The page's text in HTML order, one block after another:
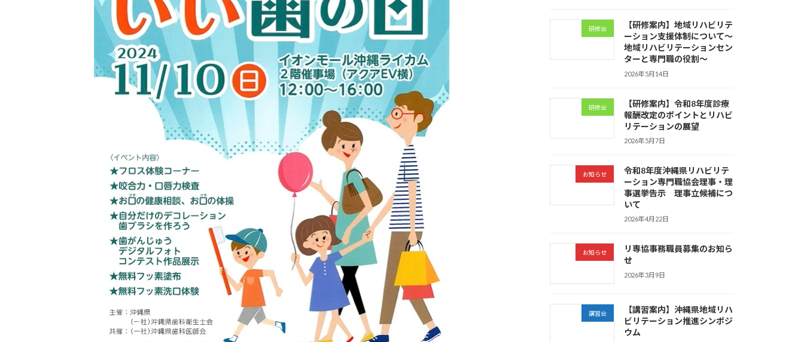
研修会
【研修案内】地域リハビリテ
ーション支援体制について〜
地域リハビリテーションセン
ターと専門職の役割〜
2026年5月14日
研修会
【研修案内】令和8年度診療
報酬改定のポイントとリハビ
リテーションの展望
2026年5月7日
お知らせ
令和8年度沖縄県リハビリテ
ーション専門職協会理事・理
事選挙告示 理事立候補につ
いて
2026年4月22日
お知らせ
リ専協事務職員募集のお知ら
せ
2026年3月9日
講習会
【講習案内】沖縄県地域リハ
ビリテーション推進シンポジ
ウム